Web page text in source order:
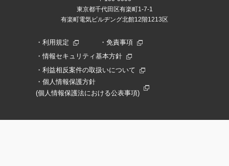
東京都千代田区有楽町1-7-1
有楽町電気ビルヂング北館12階1213区
利用規定
免責事項
情報セキュリティ基本方針
利益相反案件の取扱いについて
個人情報保護方針
(個人情報保護法における公表事項)